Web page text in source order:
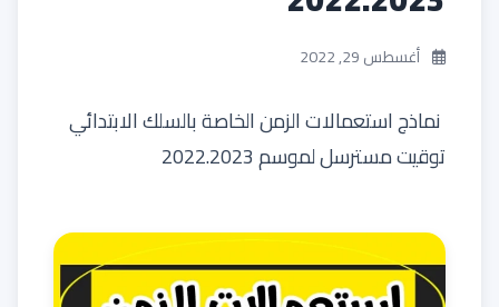
أغسطس 29, 2022
نماذج استعمالات الزمن الخاصة بالسلك الابتدائي
توقيت مسترسل لموسم 2022.2023